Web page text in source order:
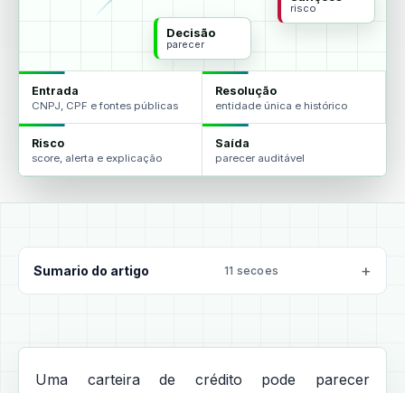
risco
Decisão
parecer
Entrada
CNPJ, CPF e fontes públicas
Resolução
entidade única e histórico
Risco
score, alerta e explicação
Saída
parecer auditável
Sumario do artigo 11 secoes
Uma carteira de crédito pode parecer